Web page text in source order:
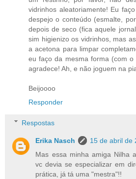
vidrinhos aleatoriamente! Eu
despejo o conteúdo (esmalte,
depois de seco (fica aquele
sim higienizo os vidrinhos, mas
a acetona para limpar
eu faço da mesma forma (com o
agradece! Ah, e não joguem na
Beijoooo
Responder
Respostas
Erika Nasch
15 de abril de
Mas essa minha amiga Nilha
vc devia se especializar em
prática, já tá uma "mestra"!!